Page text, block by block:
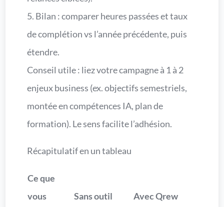
5. Bilan : comparer heures passées et taux
de complétion vs l’année précédente, puis
étendre.
Conseil utile : liez votre campagne à 1 à 2
enjeux business (ex. objectifs semestriels,
montée en compétences IA, plan de
formation). Le sens facilite l’adhésion.
Récapitulatif en un tableau
Ce que
vous
Sans outil Avec Qrew